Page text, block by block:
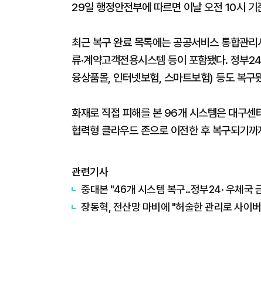
29일 행정안전부에 따르면 이날 오전 10시
최근 복구 완료 목록에는 공공서비스 통합관
류·계약고객전용시스템 등이 포함됐다. 정부
융상품몰, 인터넷보험, 스마트보험) 등도 복구
화재로 직접 피해를 본 96개 시스템은 대구센
협력형 클라우드 존으로 이전한 후 복구되기
관련기사
중대본 "46개 시스템 복구..정부24· 우체국
장동혁, 전산망 마비에 "허술한 관리로 사이